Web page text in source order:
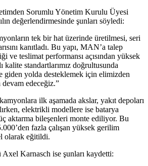
Sorumlu Yönetim Kurulu Üyesi
değerlendirmesinde şunları söyledi:
tek bir hat üzerinde üretilmesi, seri
kanıtladı. Bu yapı, MAN’a talep
ve teslimat performansı açısından yüksek
kalite standartlarımız doğrultusunda
giden yolda desteklemek için elimizden
edeceğiz.”
ilk aşamada akslar, yakıt depoları
elektrikli modellere ise batarya
aktarma bileşenleri monte ediliyor. Bu
fazla çalışan yüksek gerilim
olarak eğitildi.
Karnasch ise şunları kaydetti: